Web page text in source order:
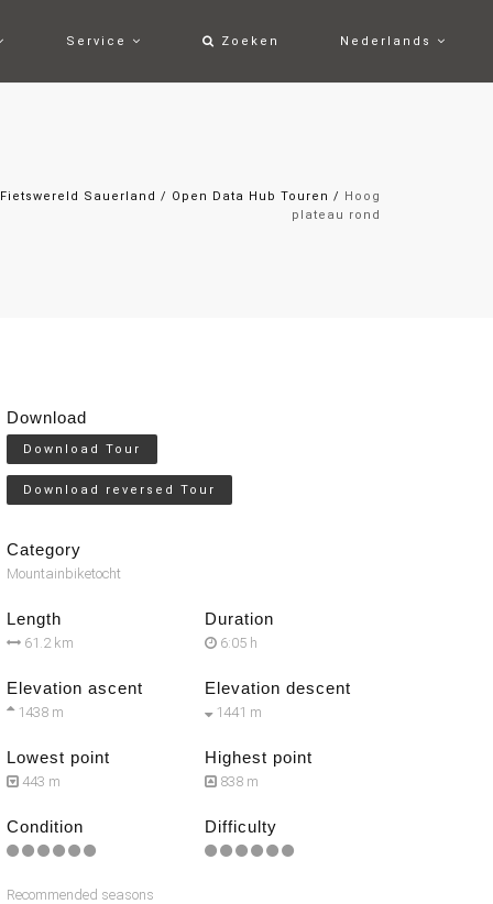
Service Zoeken Nederlands
Fietswereld Sauerland / Open Data Hub Touren / Hoog
plateau rond
Download
Download Tour
Download reversed Tour
Category
Mountainbiketocht
Length
61.2 km
Duration
6:05 h
Elevation ascent
1438 m
Elevation descent
1441 m
Lowest point
443 m
Highest point
838 m
Condition Difficulty
Recommended seasons